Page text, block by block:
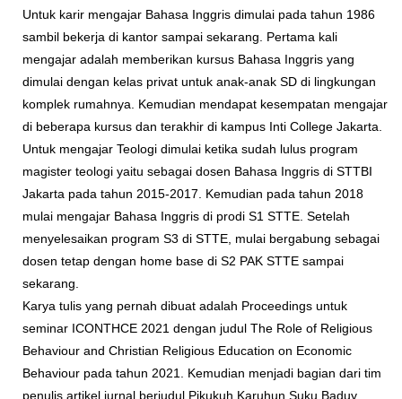
Untuk karir mengajar Bahasa Inggris dimulai pada tahun 1986
sambil bekerja di kantor sampai sekarang. Pertama kali
mengajar adalah memberikan kursus Bahasa Inggris yang
dimulai dengan kelas privat untuk anak-anak SD di lingkungan
komplek rumahnya. Kemudian mendapat kesempatan mengajar
di beberapa kursus dan terakhir di kampus Inti College Jakarta.
Untuk mengajar Teologi dimulai ketika sudah lulus program
magister teologi yaitu sebagai dosen Bahasa Inggris di STTBI
Jakarta pada tahun 2015-2017. Kemudian pada tahun 2018
mulai mengajar Bahasa Inggris di prodi S1 STTE. Setelah
menyelesaikan program S3 di STTE, mulai bergabung sebagai
dosen tetap dengan home base di S2 PAK STTE sampai
sekarang.
Karya tulis yang pernah dibuat adalah Proceedings untuk
seminar ICONTHCE 2021 dengan judul The Role of Religious
Behaviour and Christian Religious Education on Economic
Behaviour pada tahun 2021. Kemudian menjadi bagian dari tim
penulis artikel jurnal berjudul Pikukuh Karuhun Suku Baduy